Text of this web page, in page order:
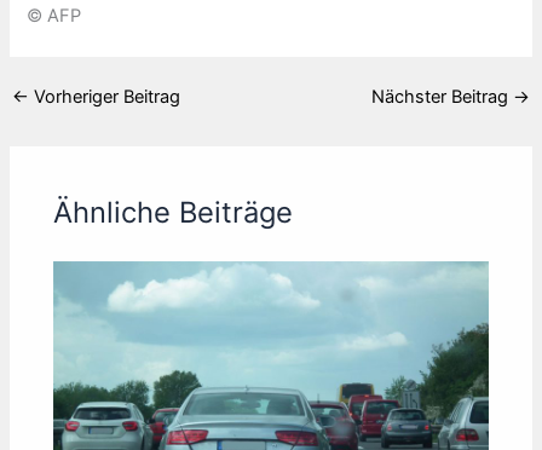
© AFP
← Vorheriger Beitrag Nächster Beitrag →
Ähnliche Beiträge